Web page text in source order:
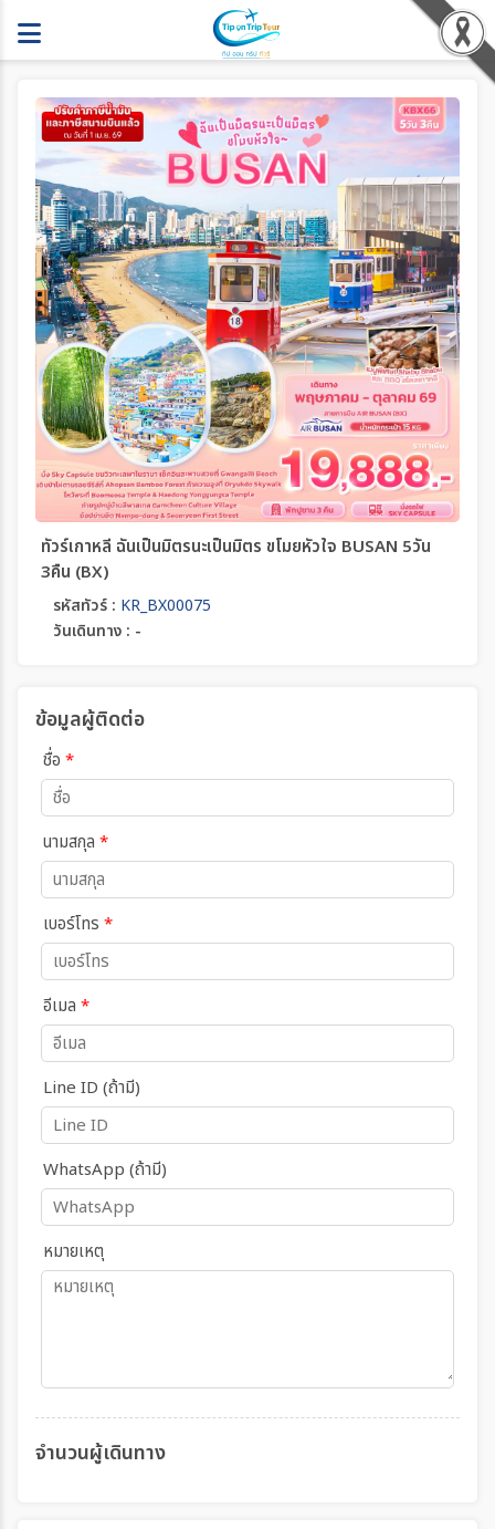
ทัวร์เกาหลี ฉันเป็นมิตรนะเป็นมิตร ขโมยหัวใจ BUSAN 5วัน
3คืน (BX)
รหัสทัวร์ : KR_BX00075
วันเดินทาง : -
ข้อมูลผู้ติดต่อ
ชื่อ *
นามสกุล *
เบอร์โทร *
อีเมล *
Line ID (ถ้ามี)
WhatsApp (ถ้ามี)
หมายเหตุ
จำนวนผู้เดินทาง